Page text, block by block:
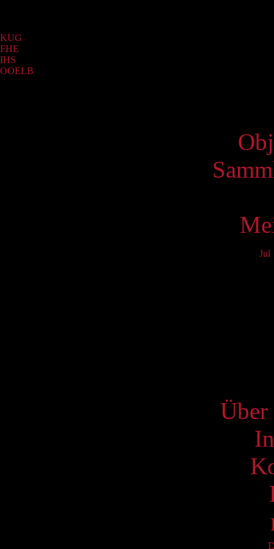
KUG
FHE
IHS
OOELB
Jul